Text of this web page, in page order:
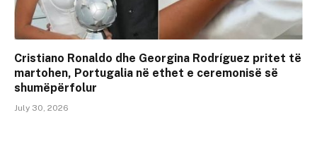
Cristiano Ronaldo dhe Georgina Rodríguez pritet të
martohen, Portugalia në ethet e ceremonisë së
shumëpërfolur
July 30, 2026